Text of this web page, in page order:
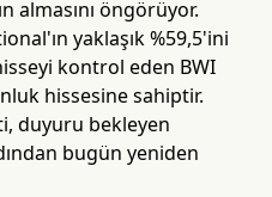
almasını öngörüyor.
yaklaşık %59,5'ini
kontrol eden BWI
hissesine sahiptir.
duyuru bekleyen
bugün yeniden